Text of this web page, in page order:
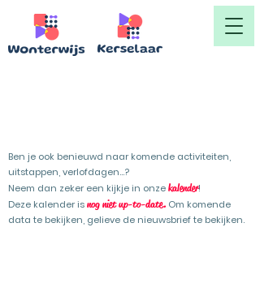
Ben je ook benieuwd naar komende activiteiten,
uitstappen, verlofdagen...?
Neem dan zeker een kijkje in onzekalender!
Deze kalender isnog niet up-to-date. Om komende
data te bekijken, gelieve de nieuwsbrief te bekijken.